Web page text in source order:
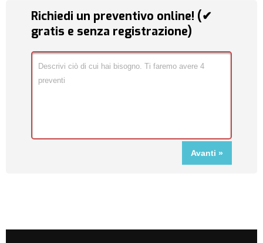
Richiedi un preventivo online! (✔
gratis e senza registrazione)